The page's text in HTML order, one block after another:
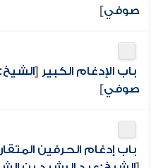
صوفي]
باب الإدغام الكبير [
صوفي]
باب إدغام الحرفين